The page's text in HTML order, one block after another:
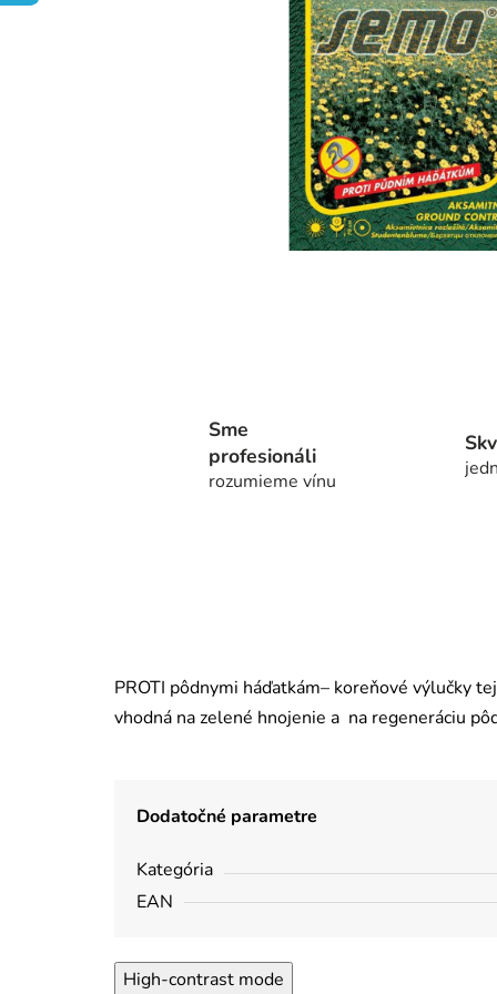
Sme
profesionáli
rozumieme vínu
PROTI pôdnymi háďatkám– koreňové výlučky
vhodná na zelené hnojenie a na regeneráciu
Dodatočné parametre
Kategória
EAN
High-contrast mode